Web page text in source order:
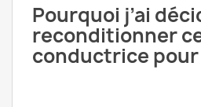
Pourquoi j’ai
reconditionner
conductrice